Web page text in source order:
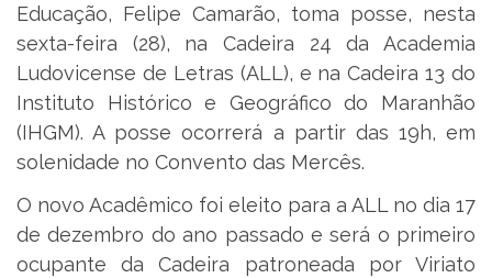
Educação, Felipe Camarão, toma posse, nesta
sexta-feira (28), na Cadeira 24 da Academia
Ludovicense de Letras (ALL), e na Cadeira 13 do
Instituto Histórico e Geográfico do Maranhão
(IHGM). A posse ocorrerá a partir das 19h, em
solenidade no Convento das Mercês.
O novo Acadêmico foi eleito para a ALL no dia 17
de dezembro do ano passado e será o primeiro
ocupante da Cadeira patroneada por Viriato